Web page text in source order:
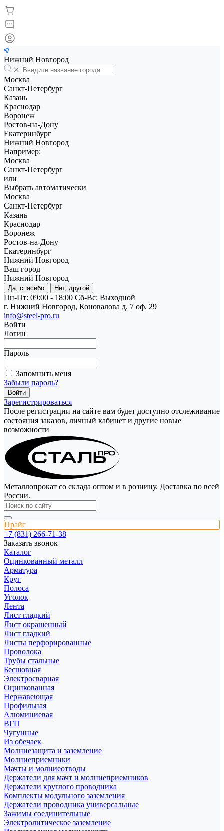
Нижний Новгород
Москва
Санкт-Петербург
Казань
Краснодар
Воронеж
Ростов-на-Дону
Екатеринбург
Нижний Новгород
Например:
Москва
Санкт-Петербург
или
Выбрать автоматически
Москва
Санкт-Петербург
Казань
Краснодар
Воронеж
Ростов-на-Дону
Екатеринбург
Нижний Новгород
Ваш город
Нижний Новгород
Да, спасибо Нет, другой
Пн-Пт: 09:00 - 18:00 Cб-Вс: Выходной
г. Нижний Новгород, Коновалова д. 7 оф. 29
info@steel-pro.ru
Войти
Логин
Пароль
Запомнить меня
Забыли пароль?
Зарегистрироваться
После регистрации на сайте вам будет доступно отслеживание
состояния заказов, личный кабинет и другие новые
возможности
Металлопрокат со склада оптом и в розницу. Доставка по всей
России.
Прайс
+7 (831) 266-71-38
Заказать звонок
Каталог
Оцинкованный металл
Арматура
Круг
Полоса
Уголок
Лента
Лист гладкий
Лист окрашенный
Лист гладкий
Листы перфорированные
Проволока
Трубы стальные
Бесшовная
Электросварная
Оцинкованная
Нержавеющая
Профильная
Алюминиевая
ВГП
Чугунные
Из обечаек
Молниезащита и заземление
Молниеприемники
Мачты и молниеотводы
Держатели для мачт и молниеприемников
Держатели круглого проводника
Комплекты модульного заземления
Держатели проводника универсальные
Зажимы соединительные
Электролитическое заземление